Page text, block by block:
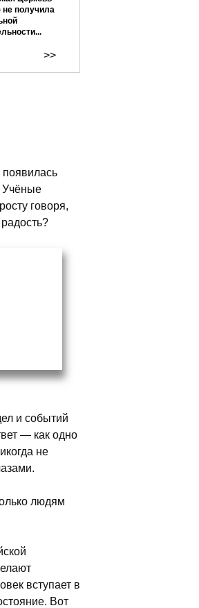
получила
>>
Учёные
говоря,
и событий
— как одно
не
людям
вступает в
Вот